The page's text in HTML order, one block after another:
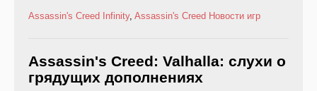
Assassin's Creed Infinity, Assassin's Creed Новости игр
Assassin's Creed: Valhalla: слухи о
грядущих дополнениях